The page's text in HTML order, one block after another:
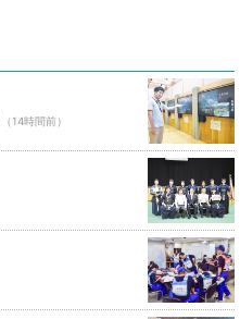
（14時間前）